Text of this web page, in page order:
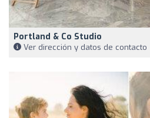
Portland & Co Studio
Ver dirección y datos de contacto